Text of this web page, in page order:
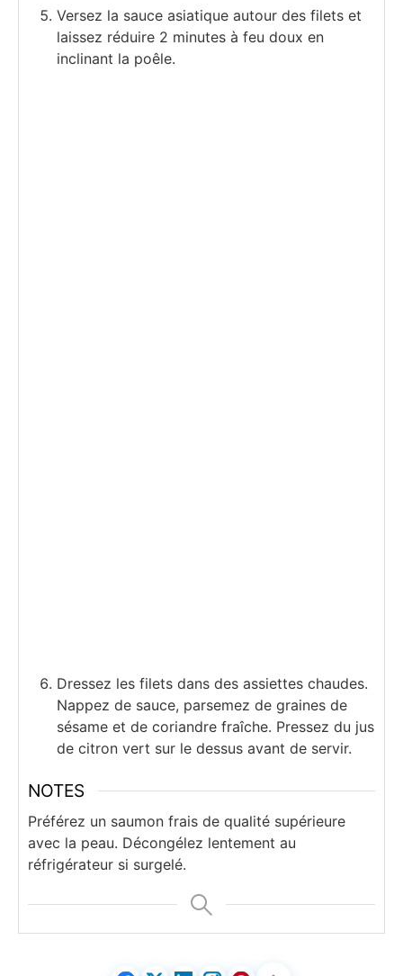
Versez la sauce asiatique autour des filets et
laissez réduire 2 minutes à feu doux en
inclinant la poêle.
Dressez les filets dans des assiettes chaudes.
Nappez de sauce, parsemez de graines de
sésame et de coriandre fraîche. Pressez du jus
de citron vert sur le dessus avant de servir.
NOTES
Préférez un saumon frais de qualité supérieure
avec la peau. Décongélez lentement au
réfrigérateur si surgelé.